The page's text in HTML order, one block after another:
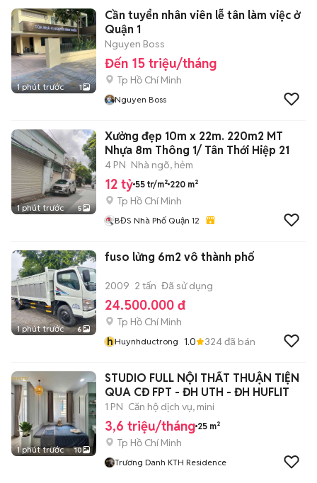
1 phút trước 1
Cần tuyển nhân viên lễ tân làm việc ở
Quận 1
Nguyen Boss
Đến 15 triệu/tháng
Tp Hồ Chí Minh
Nguyen Boss
1 phút trước 5
Xưởng đẹp 10m x 22m. 220m2 MT
Nhựa 8m Thông 1/ Tân Thới Hiệp 21
4 PN Nhà ngõ, hẻm
12 tỷ 55 tr/m² 220 m²
Tp Hồ Chí Minh
BĐS Nhà Phố Quận 12
1 phút trước 6
fuso lửng 6m2 vô thành phố
2009 2 tấn Đã sử dụng
24.500.000 đ
Tp Hồ Chí Minh
hHuynhductrong 1.0 324đã bán
1 phút trước 10
STUDIO FULL NỘI THẤT THUẬN TIỆN
QUA CĐ FPT - ĐH UTH - ĐH HUFLIT
1 PN Căn hộ dịch vụ, mini
3,6 triệu/tháng 25 m²
Tp Hồ Chí Minh
Trương Danh KTH Residence